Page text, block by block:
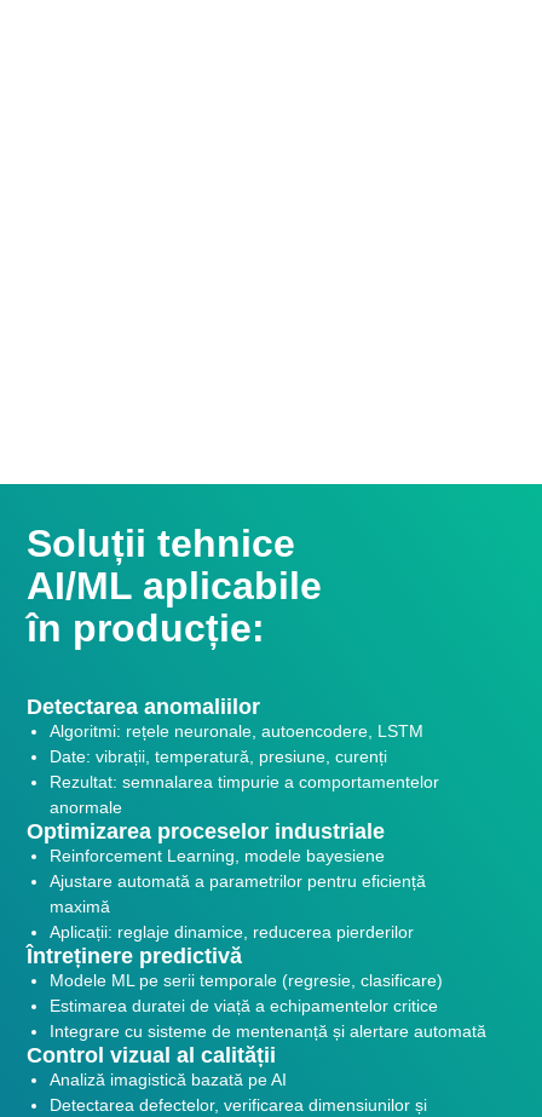
Soluții tehnice
AI/ML aplicabile
în producție:
Detectarea anomaliilor
Algoritmi: rețele neuronale, autoencodere, LSTM
Date: vibrații, temperatură, presiune, curenți
Rezultat: semnalarea timpurie a comportamentelor
anormale
Optimizarea proceselor industriale
Reinforcement Learning, modele bayesiene
Ajustare automată a parametrilor pentru eficiență
maximă
Aplicații: reglaje dinamice, reducerea pierderilor
Întreținere predictivă
Modele ML pe serii temporale (regresie, clasificare)
Estimarea duratei de viață a echipamentelor critice
Integrare cu sisteme de mentenanță și alertare automată
Control vizual al calității
Analiză imagistică bazată pe AI
Detectarea defectelor, verificarea dimensiunilor și